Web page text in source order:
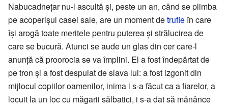
Nabucadnețar nu-l ascultă și, peste un an, când se plimba
pe acoperișul casei sale, are un moment detrufieîn care
își arogă toate meritele pentru puterea și strălucirea de
care se bucură. Atunci se aude un glas din cer care-l
anunță că proorocia se va împlini. El a fost îndepărtat de
pe tron și a fost despuiat de slava lui: a fost izgonit din
mijlocul copiilor oamenilor, inima i s-a făcut ca a fiarelor, a
locuit la un loc cu măgarii sălbatici, i s-a dat să mănânce